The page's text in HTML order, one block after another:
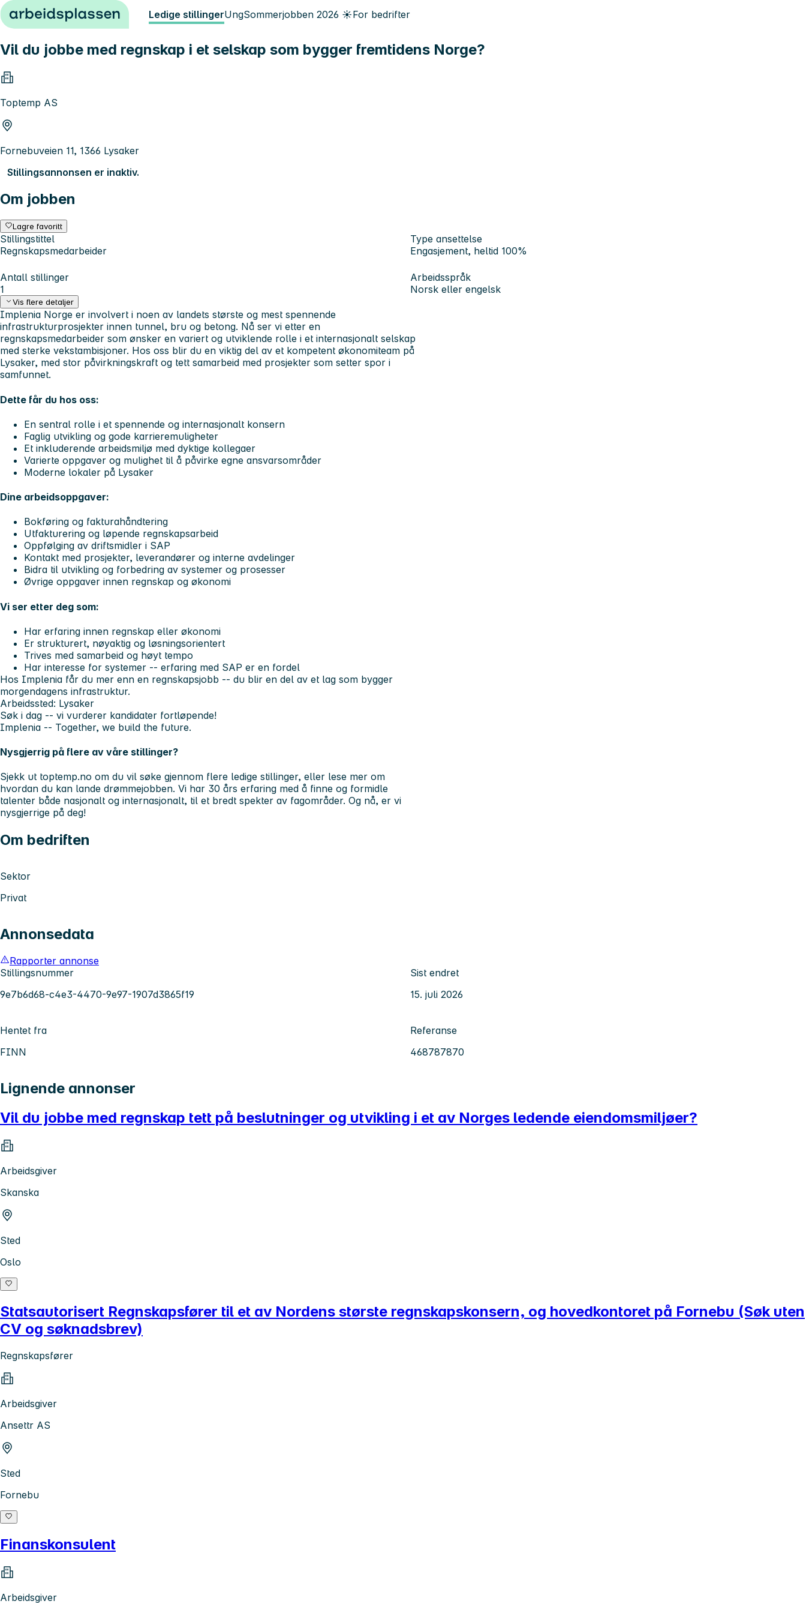
Hopp til innhold Ledige stillingerUngSommerjobben 2026 ☀️For bedrifter
Vil du jobbe med regnskap i et selskap som bygger fremtidens Norge?
Toptemp AS
Fornebuveien 11, 1366 Lysaker
Stillingsannonsen er inaktiv.
Om jobben
Lagre favoritt
Stillingstittel
Regnskapsmedarbeider
Type ansettelse
Engasjement, heltid 100%
Antall stillinger
1
Arbeidsspråk
Norsk eller engelsk
Vis flere detaljer
Implenia Norge er involvert i noen av landets største og mest spennende
infrastrukturprosjekter innen tunnel, bru og betong. Nå ser vi etter en
regnskapsmedarbeider som ønsker en variert og utviklende rolle i et internasjonalt selskap
med sterke vekstambisjoner. Hos oss blir du en viktig del av et kompetent økonomiteam på
Lysaker, med stor påvirkningskraft og tett samarbeid med prosjekter som setter spor i
samfunnet.
Dette får du hos oss:
En sentral rolle i et spennende og internasjonalt konsern
Faglig utvikling og gode karrieremuligheter
Et inkluderende arbeidsmiljø med dyktige kollegaer
Varierte oppgaver og mulighet til å påvirke egne ansvarsområder
Moderne lokaler på Lysaker
Dine arbeidsoppgaver:
Bokføring og fakturahåndtering
Utfakturering og løpende regnskapsarbeid
Oppfølging av driftsmidler i SAP
Kontakt med prosjekter, leverandører og interne avdelinger
Bidra til utvikling og forbedring av systemer og prosesser
Øvrige oppgaver innen regnskap og økonomi
Vi ser etter deg som:
Har erfaring innen regnskap eller økonomi
Er strukturert, nøyaktig og løsningsorientert
Trives med samarbeid og høyt tempo
Har interesse for systemer -- erfaring med SAP er en fordel
Hos Implenia får du mer enn en regnskapsjobb -- du blir en del av et lag som bygger
morgendagens infrastruktur.
Arbeidssted: Lysaker
Søk i dag -- vi vurderer kandidater fortløpende!
Implenia -- Together, we build the future.
Nysgjerrig på flere av våre stillinger?
Sjekk ut toptemp.no om du vil søke gjennom flere ledige stillinger, eller lese mer om
hvordan du kan lande drømmejobben. Vi har 30 års erfaring med å finne og formidle
talenter både nasjonalt og internasjonalt, til et bredt spekter av fagområder. Og nå, er vi
nysgjerrige på deg!
Om bedriften
Sektor
Privat
Annonsedata
Rapporter annonse
Stillingsnummer
9e7b6d68-c4e3-4470-9e97-1907d3865f19
Sist endret
15. juli 2026
Hentet fra
FINN
Referanse
468787870
Lignende annonser
Vil du jobbe med regnskap tett på beslutninger og utvikling i et av Norges ledende eiendomsmiljøer?
Arbeidsgiver
Skanska
Sted
Oslo
Statsautorisert Regnskapsfører til et av Nordens største regnskapskonsern, og hovedkontoret på Fornebu (Søk uten
CV og søknadsbrev)
Regnskapsfører
Arbeidsgiver
Ansettr AS
Sted
Fornebu
Finanskonsulent
Arbeidsgiver